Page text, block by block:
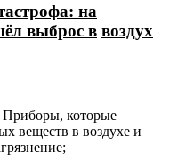
на
выброс в воздух
Приборы, которые
веществ в воздухе и